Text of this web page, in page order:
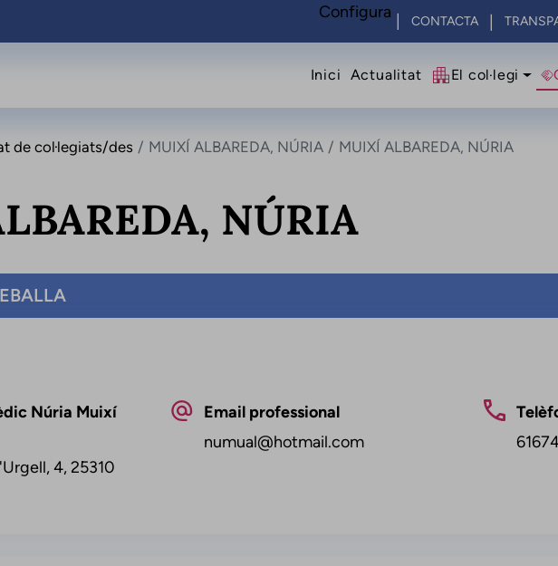
CONTACTA
Navegació
Inici Actualitat El col·legi
de col·legiats/des MUIXÍ ALBAREDA, NÚRIA MUIXÍ ALBAREDA, NÚRIA
NÚRIA
Núria Muixí
4, 25310
Email professional
numual@hotmail.com
Configura